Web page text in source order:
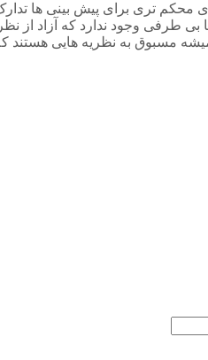
محکم تری برای پیش بینی ها
طرفی وجود ندارد که آزاد از
مسبوق به نظریه هایی هستند